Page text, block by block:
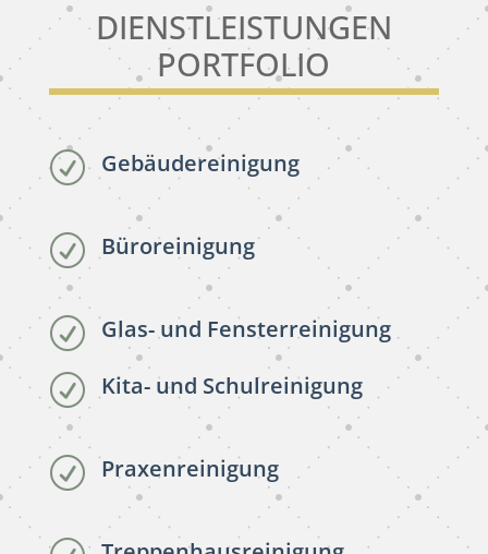
DIENSTLEISTUNGEN
PORTFOLIO
R Gebäudereinigung
R Büroreinigung
R Glas- und Fensterreinigung
R Kita- und Schulreinigung
R Praxenreinigung